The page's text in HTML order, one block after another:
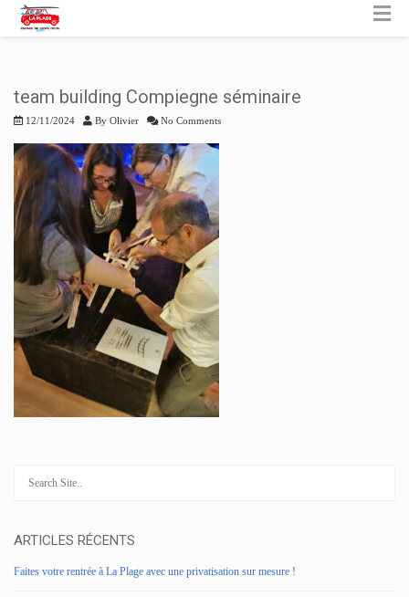
team building Compiegne séminaire
12/11/2024 By Olivier No Comments
ARTICLES RÉCENTS
Faites votre rentrée à La Plage avec une privatisation sur mesure !